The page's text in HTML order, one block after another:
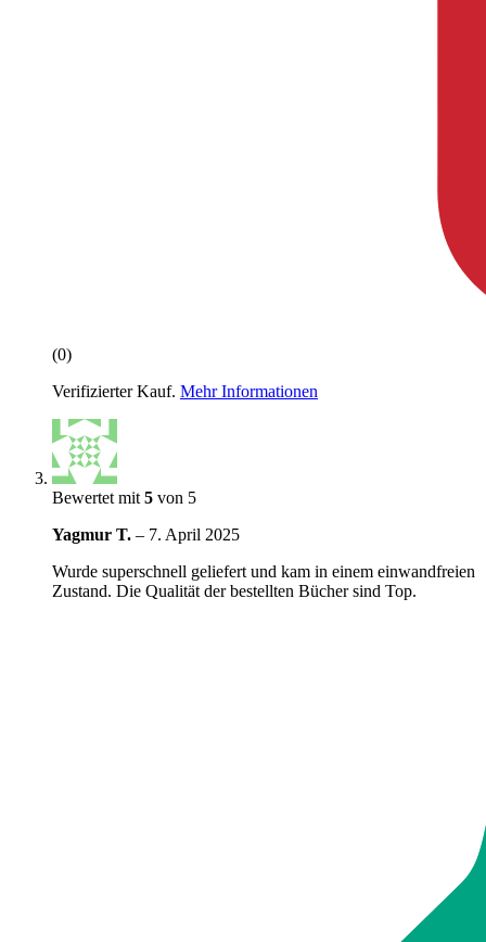
(0)
Verifizierter Kauf. Mehr Informationen
Bewertet mit5 von 5
Yagmur T. – 7. April 2025
Wurde superschnell geliefert und kam in einem einwandfreien
Zustand. Die Qualität der bestellten Bücher sind Top.